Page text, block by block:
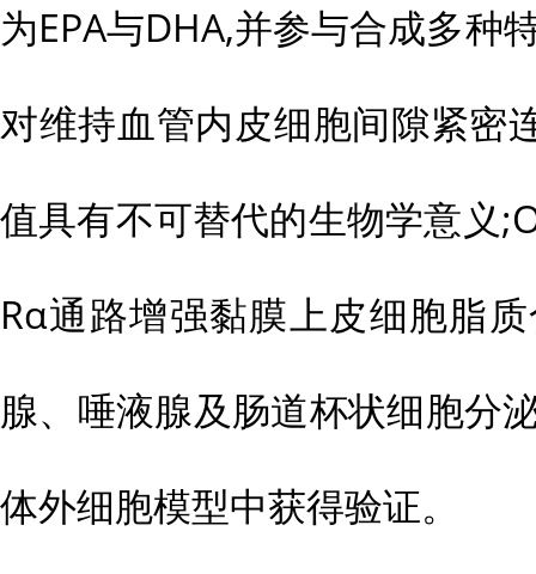
为EPA与DHA,并参与合成多种
对维持血管内皮细胞间隙紧密
值具有不可替代的生物学意义
Rα通路增强黏膜上皮细胞脂
腺、唾液腺及肠道杯状细胞分
体外细胞模型中获得验证。